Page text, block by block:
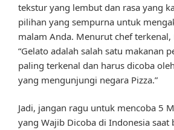
tekstur yang lembut dan rasa yang
pilihan yang sempurna untuk
malam Anda. Menurut chef
“Gelato adalah salah satu makanan
paling terkenal dan harus dicoba
yang mengunjungi negara Pizza.”
Jadi, jangan ragu untuk mencoba 5
yang Wajib Dicoba di Indonesia saat